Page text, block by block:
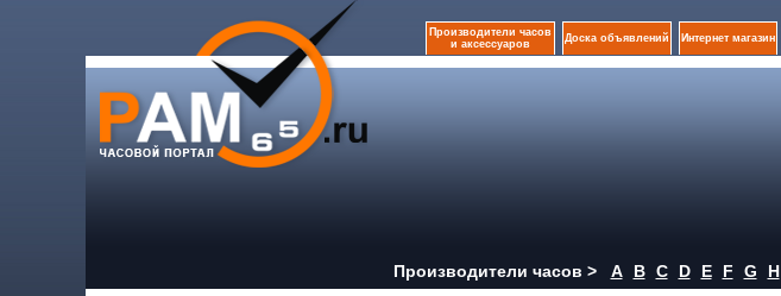
Производители часов
и аксессуаров
Доска объявлений Интернет магазин
Производители часов > A B C D E F G H